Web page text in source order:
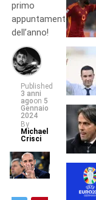
primo
appuntamento
dell’anno!
Published
3 anni
agoon 5
Gennaio
2024
By
Michael
Crisci